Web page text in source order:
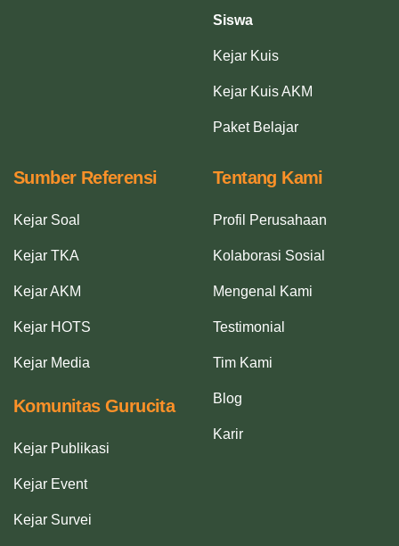
Siswa
Kejar Kuis
Kejar Kuis AKM
Paket Belajar
Sumber Referensi
Kejar Soal
Kejar TKA
Kejar AKM
Kejar HOTS
Kejar Media
Komunitas Gurucita
Kejar Publikasi
Kejar Event
Kejar Survei
Tentang Kami
Profil Perusahaan
Kolaborasi Sosial
Mengenal Kami
Testimonial
Tim Kami
Blog
Karir